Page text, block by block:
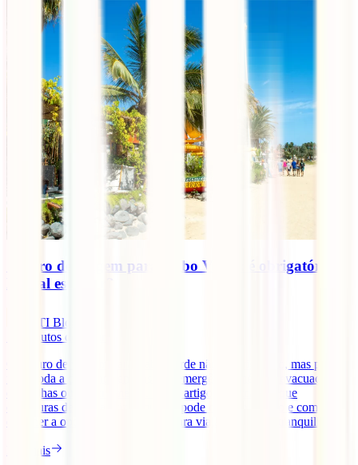
Seguro de viagem para Cabo Verde: é obrigatório?
E qual escolher?
IATI Blog
minutos de leitura
O seguro de viagem para Cabo Verde não é obrigatório, mas pode
fazer toda a diferença em caso de emergência médica, evacuação
entre ilhas ou repatriamento. Neste artigo, explicamos que
coberturas deves valorizar, quanto pode custar o seguro e como
escolher a opção mais adequada para viajar com mais tranquilidade.
Ler mais